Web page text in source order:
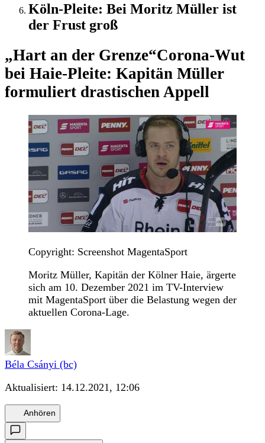
Köln-Pleite: Bei Moritz Müller ist
der Frust groß
„Hart an der Grenze“Corona-Wut
bei Haie-Pleite: Kapitän Müller
formuliert drastischen Appell
Copyright: Screenshot MagentaSport
Moritz Müller, Kapitän der Kölner Haie, ärgerte
sich am 10. Dezember 2021 im TV-Interview
mit MagentaSport über die Belastung wegen der
aktuellen Corona-Lage.
Béla Csányi (bc)
Aktualisiert: 14.12.2021, 12:06
Anhören